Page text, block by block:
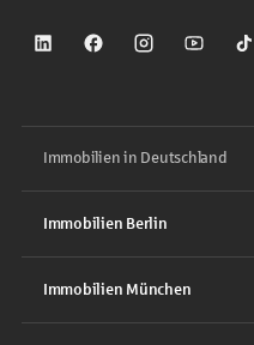
Sparkasse auf LinkedIn
Sparkasse aufSparkasse auf
Immobilien in Deutschland
Immobilien Berlin
Immobilien München